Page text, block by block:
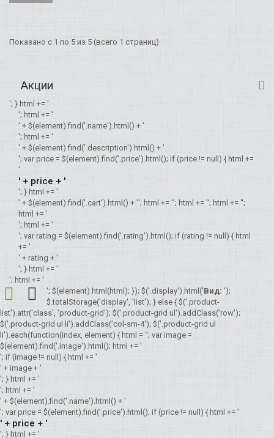
Показано с 1 по 5 из 5 (всего 1 страниц)
Акции
'; } html += '
'; html += '
' + $(element).find('.name').html() + '
'; html += '
' + $(element).find('.description').html() + '
'; var price = $(element).find('.price').html(); if (price != null) { html +=
'
' + price + '
'; } html += '
'; html += '
' + $(element).find('.cart').html() + ' '; html += ''; html += '';
html += '
'; html += '
'; var rating = $(element).find('.rating').html(); if (rating != null) { html
+= '
' + rating + '
'; } html += '
'; html += '
'; $(element).html(html); }); $('.display').html('Вид: ');
$.totalStorage('display', 'list'); } else { $('.product-
list').attr('class', 'product-grid'); $('.product-grid ul').addClass('row');
$('.product-grid ul li').addClass('col-sm-4'); $('.product-grid ul
li').each(function(index, element) { html = ''; var image =
$(element).find('.image').html(); html += '
'; if (image != null) { html += '
' + image + '
'; } html += '
'; html += '
' + $(element).find('.name').html() + '
'; var price = $(element).find('.price').html(); if (price != null) { html += '
' + price + '
'; } html += '